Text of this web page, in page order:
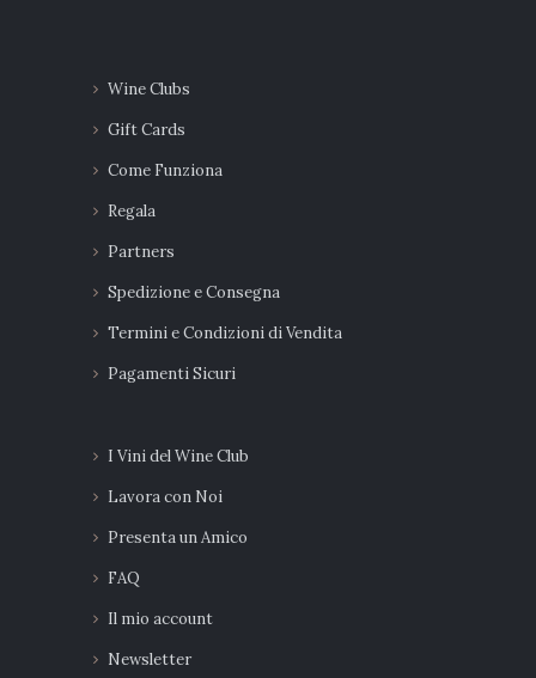
Wine Clubs
Gift Cards
Come Funziona
Regala
Partners
Spedizione e Consegna
Termini e Condizioni di Vendita
Pagamenti Sicuri
I Vini del Wine Club
Lavora con Noi
Presenta un Amico
FAQ
Il mio account
Newsletter